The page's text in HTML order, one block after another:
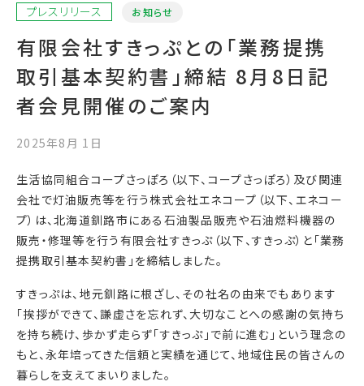
プレスリリース お知らせ
有限会社すきっぷとの「業務提携
取引基本契約書」締結 8月8日記
者会見開催のご案内
2025年8月 1日
生活協同組合コープさっぽろ（以下、コープさっぽろ）及び関連
会社で灯油販売等を行う株式会社エネコープ（以下、エネコー
プ）は、北海道釧路市にある石油製品販売や石油燃料機器の
販売・修理等を行う有限会社すきっぷ（以下、すきっぷ）と「業務
提携取引基本契約書」を締結しました。
すきっぷは、地元釧路に根ざし、その社名の由来でもあります
「挨拶ができて、謙虚さを忘れず、大切なことへの感謝の気持ち
を持ち続け、歩かず走らず「すきっぷ」で前に進む」という理念の
もと、永年培ってきた信頼と実績を通じて、地域住民の皆さんの
暮らしを支えてまいりました。